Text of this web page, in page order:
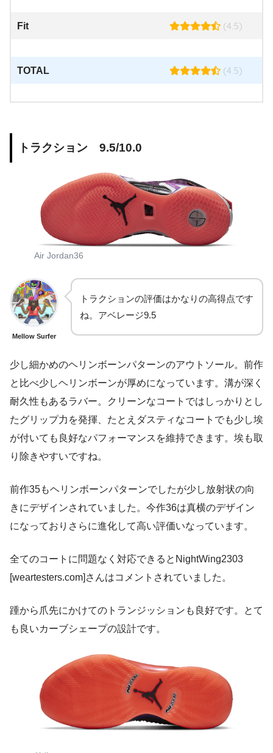
Fit (4.5)
TOTAL (4.5)
トラクション 9.5/10.0
Air Jordan36
Mellow Surfer
トラクションの評価はかなりの高得点です
ね。アベレージ9.5
少し細かめのヘリンボーンパターンのアウトソール。前作
と比べ少しヘリンボーンが厚めになっています。溝が深く
耐久性もあるラバー。クリーンなコートではしっかりとし
たグリップ力を発揮、たとえダスティなコートでも少し埃
が付いても良好なパフォーマンスを維持できます。埃も取
り除きやすいですね。
前作35もヘリンボーンパターンでしたが少し放射状の向
きにデザインされていました。今作36は真横のデザイン
になっておりさらに進化して高い評価いなっています。
全てのコートに問題なく対応できるとNightWing2303
[weartesters.com]さんはコメントされていました。
踵から爪先にかけてのトランジッションも良好です。とて
も良いカーブシェープの設計です。